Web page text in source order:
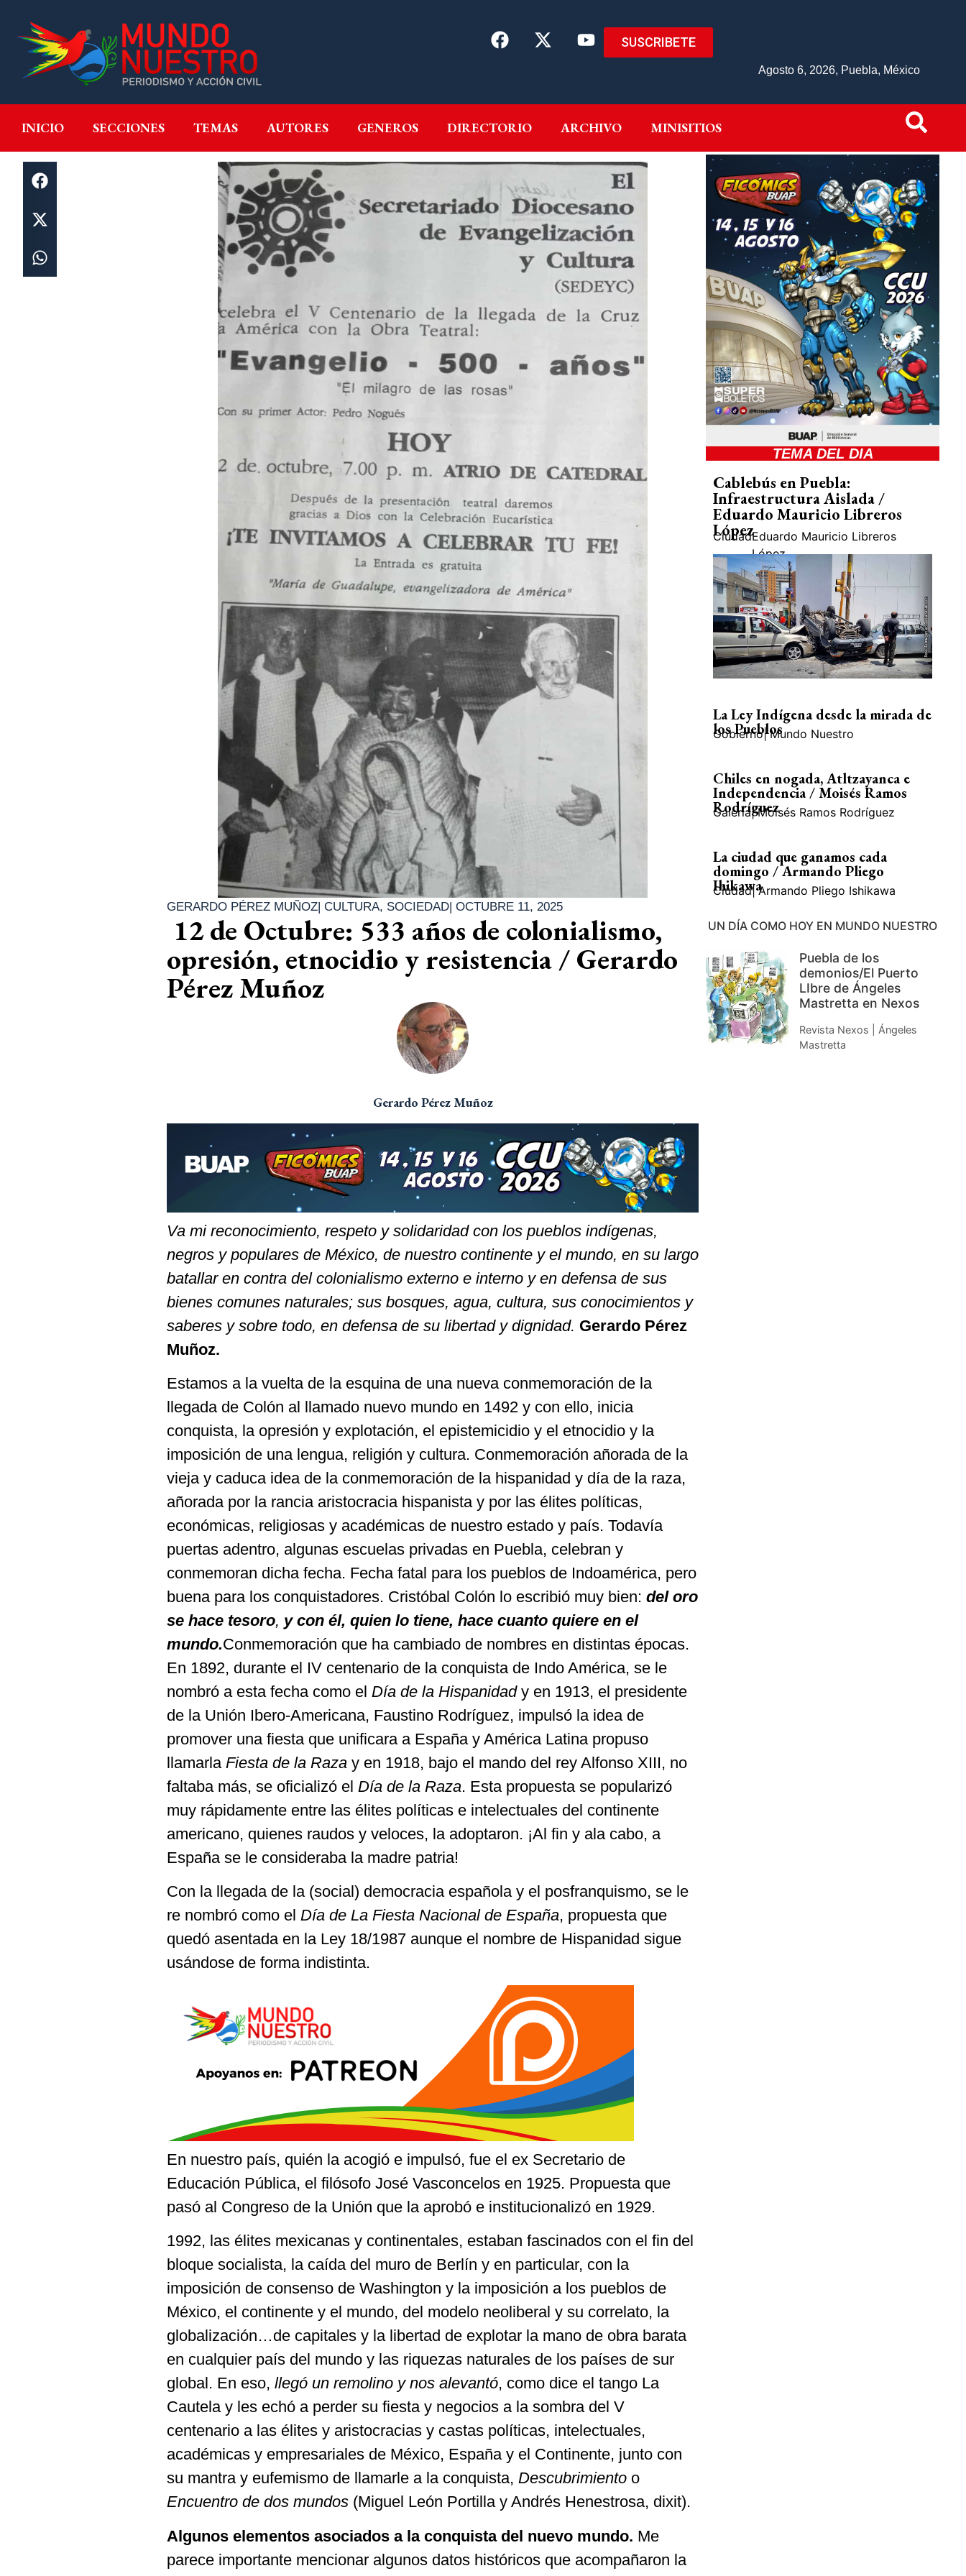
SUSCRIBETE
Agosto 6, 2026, Puebla, México
INICIO SECCIONES TEMAS AUTORES GENEROS DIRECTORIO ARCHIVO MINISITIOS
INICIO SECCIONES GENEROS DIRECTORIO ARCHIVO MINISITIOS
GERARDO PÉREZ MUÑOZ| CULTURA, SOCIEDAD| OCTUBRE 11, 2025
12 de Octubre: 533 años de colonialismo,
opresión, etnocidio y resistencia / Gerardo
Pérez Muñoz
Gerardo Pérez Muñoz
Va mi reconocimiento, respeto y solidaridad con los pueblos indígenas,
negros y populares de México, de nuestro continente y el mundo, en su largo
batallar en contra del colonialismo externo e interno y en defensa de sus
bienes comunes naturales; sus bosques, agua, cultura, sus conocimientos y
saberes y sobre todo, en defensa de su libertad y dignidad. Gerardo Pérez
Muñoz.
Estamos a la vuelta de la esquina de una nueva conmemoración de la
llegada de Colón al llamado nuevo mundo en 1492 y con ello, inicia
conquista, la opresión y explotación, el epistemicidio y el etnocidio y la
imposición de una lengua, religión y cultura. Conmemoración añorada de la
vieja y caduca idea de la conmemoración de la hispanidad y día de la raza,
añorada por la rancia aristocracia hispanista y por las élites políticas,
económicas, religiosas y académicas de nuestro estado y país. Todavía
puertas adentro, algunas escuelas privadas en Puebla, celebran y
conmemoran dicha fecha. Fecha fatal para los pueblos de Indoamérica, pero
buena para los conquistadores. Cristóbal Colón lo escribió muy bien: del oro
se hace tesoro, y con él, quien lo tiene, hace cuanto quiere en el
mundo.Conmemoración que ha cambiado de nombres en distintas épocas.
En 1892, durante el IV centenario de la conquista de Indo América, se le
nombró a esta fecha como el Día de la Hispanidady en 1913, el presidente
de la Unión Ibero-Americana, Faustino Rodríguez, impulsó la idea de
promover una fiesta que unificara a España y América Latina propuso
llamarla Fiesta de la Raza y en 1918, bajo el mando del rey Alfonso XIII, no
faltaba más, se oficializó el Día de la Raza. Esta propuesta se popularizó
muy rápidamente entre las élites políticas e intelectuales del continente
americano, quienes raudos y veloces, la adoptaron. ¡Al fin y ala cabo, a
España se le consideraba la madre patria!
Con la llegada de la (social) democracia española y el posfranquismo, se le
re nombró como el Día de La Fiesta Nacional de España, propuesta que
quedó asentada en la Ley 18/1987 aunque el nombre de Hispanidad sigue
usándose de forma indistinta.
En nuestro país, quién la acogió e impulsó, fue el ex Secretario de
Educación Pública, el filósofo José Vasconcelos en 1925. Propuesta que
pasó al Congreso de la Unión que la aprobó e institucionalizó en 1929.
1992, las élites mexicanas y continentales, estaban fascinados con el fin del
bloque socialista, la caída del muro de Berlín y en particular, con la
imposición de consenso de Washington y la imposición a los pueblos de
México, el continente y el mundo, del modelo neoliberal y su correlato, la
globalización…de capitales y la libertad de explotar la mano de obra barata
en cualquier país del mundo y las riquezas naturales de los países de sur
global. En eso, llegó un remolino y nos alevantó, como dice el tango La
Cautela y les echó a perder su fiesta y negocios a la sombra del V
centenario a las élites y aristocracias y castas políticas, intelectuales,
académicas y empresariales de México, España y el Continente, junto con
su mantra y eufemismo de llamarle a la conquista, Descubrimiento o
Encuentro de dos mundos (Miguel León Portilla y Andrés Henestrosa, dixit).
Algunos elementos asociados a la conquista del nuevo mundo. Me
parece importante mencionar algunos datos históricos que acompañaron la
TEMA DEL DIA
Cablebús en Puebla:
Infraestructura Aislada /
Eduardo Mauricio Libreros
López
CiudadEduardo Mauricio Libreros
López
La Ley Indígena desde la mirada de
los Pueblos
Gobierno| Mundo Nuestro
Chiles en nogada, Atltzayanca e
Independencia / Moisés Ramos
Rodríguez
Galería| Moisés Ramos Rodríguez
La ciudad que ganamos cada
domingo / Armando Pliego
Ihikawa
Ciudad| Armando Pliego Ishikawa
UN DÍA COMO HOY EN MUNDO NUESTRO
Puebla de los
demonios/El Puerto
LIbre de Ángeles
Mastretta en Nexos
Revista Nexos | Ángeles
Mastretta